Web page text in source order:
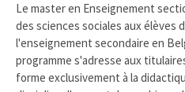
Le master en Enseignement
des sciences sociales aux élèves
l'enseignement secondaire en
programme s'adresse aux
forme exclusivement à la